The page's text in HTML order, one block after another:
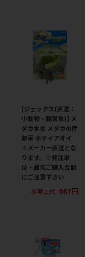
[ジェックス(直送：
小動物・観賞魚)] メ
ダカ水景 メダカの産
卵草 ホテイアオイ
※メーカー直送とな
ります。※発注単
位・最低ご購入金額
にご注意下さい
参考上代 667円